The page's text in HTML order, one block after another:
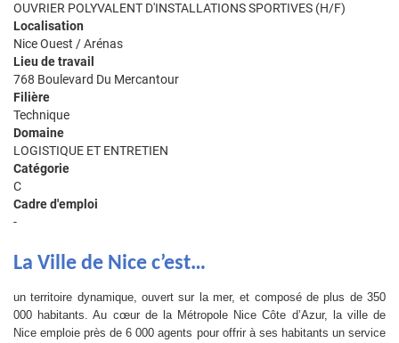
OUVRIER POLYVALENT D'INSTALLATIONS SPORTIVES (H/F)
Localisation
Nice Ouest / Arénas
Lieu de travail
768 Boulevard Du Mercantour
Filière
Technique
Domaine
LOGISTIQUE ET ENTRETIEN
Catégorie
C
Cadre d'emploi
-
La Ville de Nice c’est…
un territoire dynamique, ouvert sur la mer, et composé de plus de 350
000 habitants. Au cœur de la Métropole Nice Côte d’Azur, la ville de
Nice emploie près de 6 000 agents pour offrir à ses habitants un service